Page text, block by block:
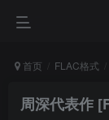
首页 FLAC格式
周深代表作